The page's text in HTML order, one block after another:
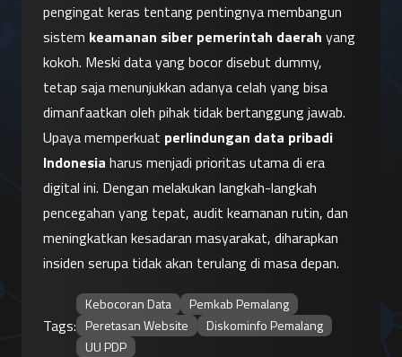
pengingat keras tentang pentingnya membangun
sistem keamanan siber pemerintah daerah yang
kokoh. Meski data yang bocor disebut dummy,
tetap saja menunjukkan adanya celah yang bisa
dimanfaatkan oleh pihak tidak bertanggung jawab.
Upaya memperkuat perlindungan data pribadi
Indonesia harus menjadi prioritas utama di era
digital ini. Dengan melakukan langkah-langkah
pencegahan yang tepat, audit keamanan rutin, dan
meningkatkan kesadaran masyarakat, diharapkan
insiden serupa tidak akan terulang di masa depan.
Tags:
Kebocoran Data
Pemkab Pemalang
Peretasan Website
Diskominfo Pemalang
UU PDP